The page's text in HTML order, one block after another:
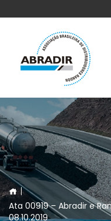
Ata 00919 – Abradir e
08.10.2019